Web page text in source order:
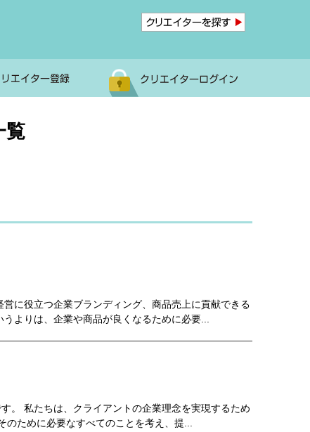
覧
に役立つ企業ブランディング、商品売上に貢献できる
よりは、企業や商品が良くなるために必要...
。 私たちは、クライアントの企業理念を実現するため
ために必要なすべてのことを考え、提...